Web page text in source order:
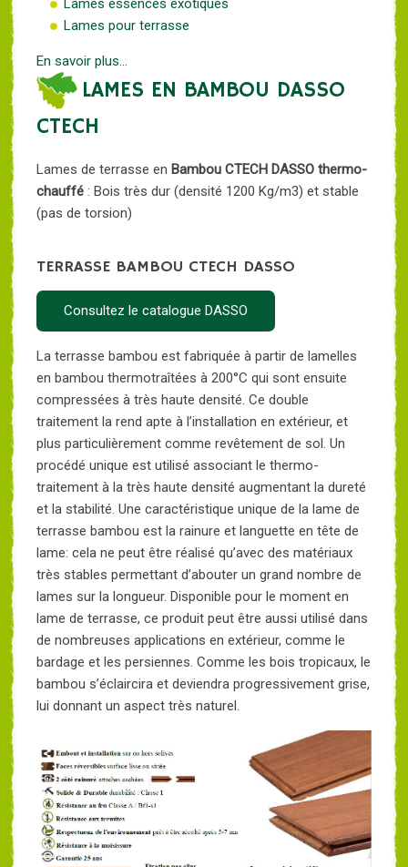
Lames pour terrasse
En savoir plus...
LAMES EN BAMBOU DASSO
CTECH
Lames de terrasse en Bambou CTECH DASSO thermo-
chauffé : Bois très dur (densité 1200 Kg/m3) et stable
(pas de torsion)
TERRASSE BAMBOU CTECH DASSO
Consultez le catalogue DASSO
La terrasse bambou est fabriquée à partir de lamelles
en bambou thermotraîtées à 200°C qui sont ensuite
compressées à très haute densité. Ce double
traitement la rend apte à l’installation en extérieur, et
plus particulièrement comme revêtement de sol. Un
procédé unique est utilisé associant le thermo-
traitement à la très haute densité augmentant la dureté
et la stabilité. Une caractéristique unique de la lame de
terrasse bambou est la rainure et languette en tête de
lame: cela ne peut être réalisé qu’avec des matériaux
très stables permettant d’abouter un grand nombre de
lames sur la longueur. Disponible pour le moment en
lame de terrasse, ce produit peut être aussi utilisé dans
de nombreuses applications en extérieur, comme le
bardage et les persiennes. Comme les bois tropicaux, le
bambou s’éclaircira et deviendra progressivement grise,
lui donnant un aspect très naturel.